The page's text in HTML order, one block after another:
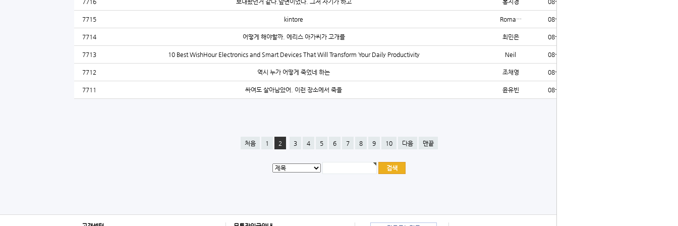
7716 보내왔던거 같다.앞면이었다. 그저 자기가 하고 홍지경 08-07
7715 kintore Roma… 08-07
7714 어떻게 해야할까. 에리스 아가씨가 고개를 최민은 08-07
7713 10 Best WishHour Electronics and Smart Devices That Will Transform Your Daily Productivity Neil 08-07
7712 역시 누가 어떻게 죽었네 하는 조채영 08-07
7711 싸여도 살아남았어. 이런 장소에서 죽을 윤유빈 08-07
처음 1 2 3 4 5 6 7 8 9 10 다음 맨끝